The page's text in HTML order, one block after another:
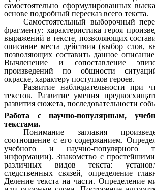
самостоятельно сформулированных
основе подробный пересказ всего текста.
Самостоятельный выборочный
фрагменту: характеристика героя
выражений в тексте, позволяющих
описание места действия (выбор слов,
позволяющих составить данное
Вычленение и сопоставление
произведений по общности
окраске, характеру поступков героев.
Развитие наблюдательности при
текстов. Развитие умения
развития сюжета, последовательности
Работа с научно-популярным,
текстами.
Понимание заглавия
соотношение с его содержанием.
учебного и научно-популярного
информации). Знакомство с
различных видов текста:
следственных связей, определение
Деление текста на части. Определение